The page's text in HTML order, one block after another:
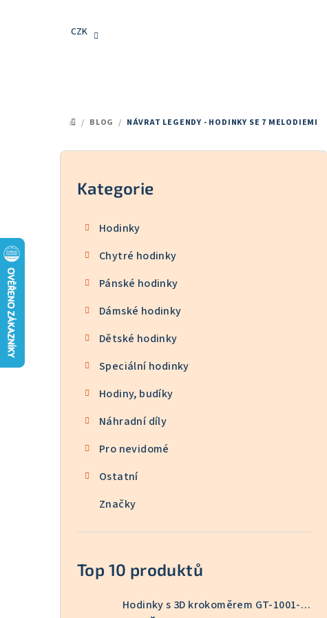
CZK
DOMŮ
/ BLOG / NÁVRAT LEGENDY - HODINKY SE 7 MELODIEMI
P
Přeskočit
kategorie
Kategorie
Hodinky
Chytré hodinky
Pánské hodinky
Dámské hodinky
Dětské hodinky
Speciální hodinky
Hodiny, budíky
Náhradní díly
Pro nevidomé
Ostatní
Značky
Top 10 produktů
Hodinky s 3D krokoměrem GT-1001-B